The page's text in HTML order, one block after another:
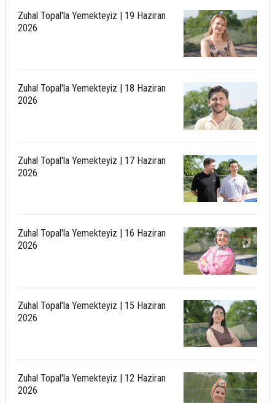
Zuhal Topal'la Yemekteyiz | 19 Haziran
2026
Zuhal Topal'la Yemekteyiz | 18 Haziran
2026
Zuhal Topal'la Yemekteyiz | 17 Haziran
2026
Zuhal Topal'la Yemekteyiz | 16 Haziran
2026
Zuhal Topal'la Yemekteyiz | 15 Haziran
2026
Zuhal Topal'la Yemekteyiz | 12 Haziran
2026